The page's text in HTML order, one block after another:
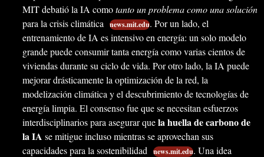
MIT debatió la IA comotanto un problema como una solución
para la crisis climática
news.mit.edu. Por un lado, el
entrenamiento de IA es intensivo en energía: un solo modelo
grande puede consumir tanta energía como varias cientos de
viviendas durante su ciclo de vida. Por otro lado, la IA puede
mejorar drásticamente la optimización de la red, la
modelización climática y el descubrimiento de tecnologías de
energía limpia. El consenso fue que se necesitan esfuerzos
interdisciplinarios para asegurar quela huella de carbono de
la IA se mitigue incluso mientras se aprovechan sus
capacidades para la sostenibilidad
news.mit.edu. Una idea